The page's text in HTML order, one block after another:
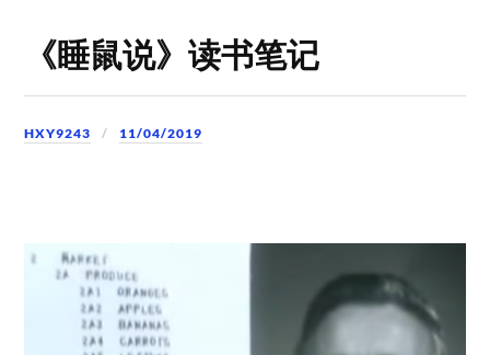
《睡鼠说》读书笔记
HXY9243 11/04/2019